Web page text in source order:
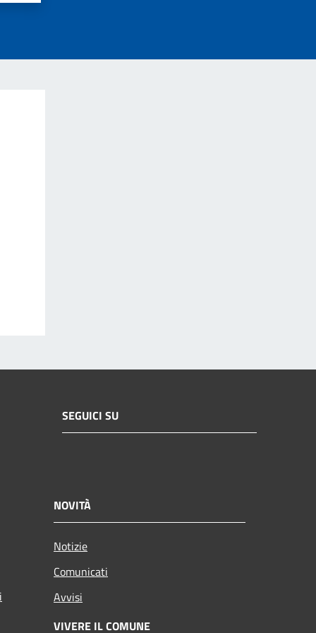
SEGUICI SU
NOVITÀ
Notizie
Comunicati
Avvisi
VIVERE IL COMUNE